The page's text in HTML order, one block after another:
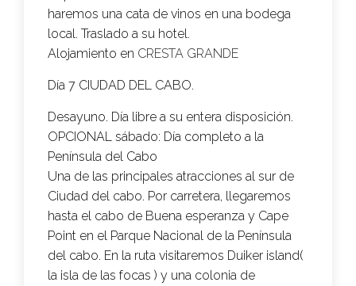
haremos una cata de vinos en una bodega
local. Traslado a su hotel.
Alojamiento en CRESTA GRANDE
Día 7 CIUDAD DEL CABO.
Desayuno. Día libre a su entera disposición.
OPCIONAL sábado: Día completo a la
Península del Cabo
Una de las principales atracciones al sur de
Ciudad del cabo. Por carretera, llegaremos
hasta el cabo de Buena esperanza y Cape
Point en el Parque Nacional de la Península
del cabo. En la ruta visitaremos Duiker island(
la isla de las focas ) y una colonia de